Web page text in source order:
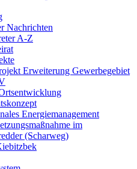
Nachrichten
A-Z
Erweiterung Gewerbegebiet
Energiemanagement
im
(Scharweg)